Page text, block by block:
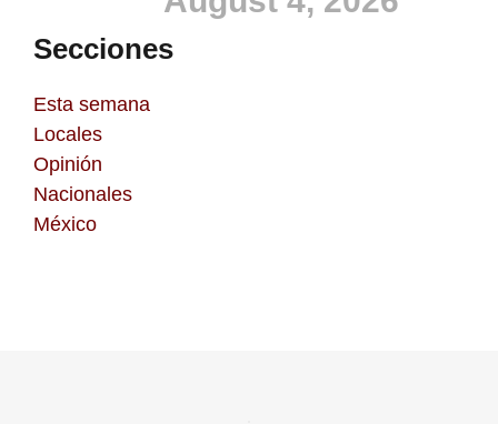
Secciones
Esta semana
Locales
Opinión
Nacionales
México